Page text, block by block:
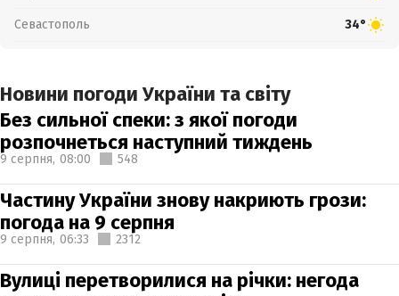
Севастополь 34°
Новини погоди України та світу
Без сильної спеки: з якої погоди
розпочнеться наступний тиждень
9 серпня, 08:00 548
Частину України знову накриють грози:
погода на 9 серпня
9 серпня, 06:33 2312
Вулиці перетворилися на річки: негода